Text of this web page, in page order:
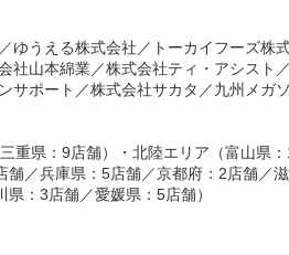
ゆうえる株式会社／トーカイフーズ株
社山本綿業／株式会社ティ・アシスト／
サポート／株式会社サカタ／九州メガソ
重県：9店舗）・北陸エリア（富山県
／兵庫県：5店舗／京都府：2店舗／
：3店舗／愛媛県：5店舗）